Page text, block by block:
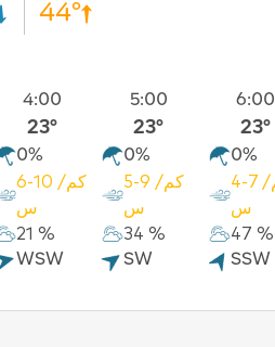
44°
4:00
23°
0%
6-10 كم/
س
21 %
WSW
5:00
23°
0%
5-9 كم/
س
34 %
SW
6:00
23°
0%
4-7 كم/
س
47 %
SSW